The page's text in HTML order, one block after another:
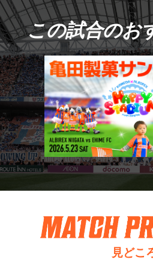
この試合のお
見どこ